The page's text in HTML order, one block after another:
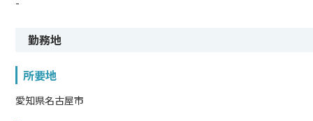
勤務地
所要地
愛知県名古屋市